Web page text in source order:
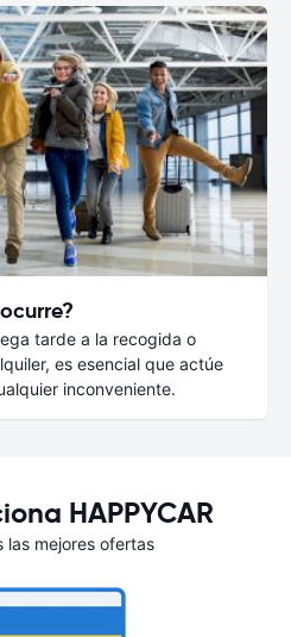
tarde a la recogida o
es esencial que actúe
inconveniente.
HAPPYCAR
las mejores ofertas